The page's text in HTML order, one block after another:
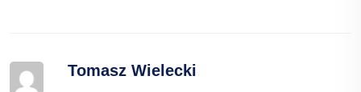
Tomasz Wielecki